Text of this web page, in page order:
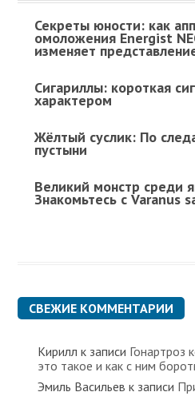
Секреты юности: как
омоложения Energist
изменяет
Сигариллы: короткая
характером
Жёлтый суслик: По
пустыни
Великий монстр среди
Знакомьтесь с Varanus
СВЕЖИЕ КОММЕНТАРИИ
Кирилл к записи Гонартроз
это такое и как с ним
Эмиль Васильев к записи